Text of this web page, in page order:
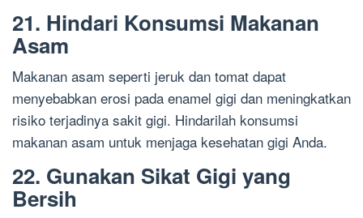
21. Hindari Konsumsi Makanan
Asam
Makanan asam seperti jeruk dan tomat dapat
menyebabkan erosi pada enamel gigi dan meningkatkan
risiko terjadinya sakit gigi. Hindarilah konsumsi
makanan asam untuk menjaga kesehatan gigi Anda.
22. Gunakan Sikat Gigi yang
Bersih